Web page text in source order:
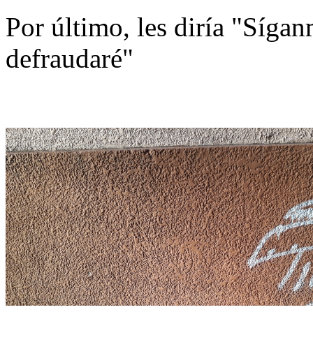
Por último, les diría
defraudaré"